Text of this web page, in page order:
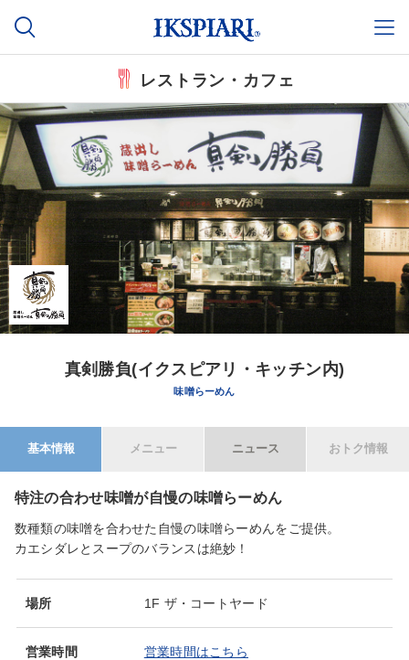
レストラン・カフェ
真剣勝負(イクスピアリ・キッチン内)
味噌らーめん
基本情報 メニュー ニュース おトク情報
特注の合わせ味噌が自慢の味噌らーめん
数種類の味噌を合わせた自慢の味噌らーめんをご提供。
カエシダレとスープのバランスは絶妙！
場所 1F ザ・コートヤード
営業時間 営業時間はこちら